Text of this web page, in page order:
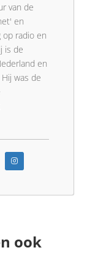
van de
en
op radio en
is de
en
was de
ook